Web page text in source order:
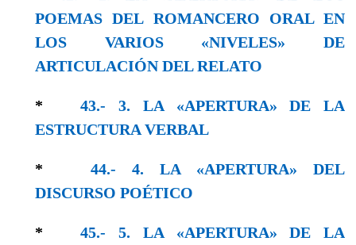
POEMAS DEL ROMANCERO ORAL EN
LOS VARIOS «NIVELES» DE
ARTICULACIÓN DEL RELATO
*43.- 3. LA «APERTURA» DE LA
ESTRUCTURA VERBAL
* 44.- 4. LA «APERTURA» DEL
DISCURSO POÉTICO
*45.- 5. LA «APERTURA» DE LA